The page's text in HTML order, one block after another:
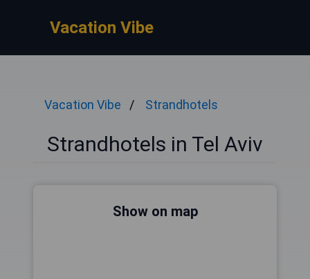
Vacation Vibe
Vacation Vibe Strandhotels
Strandhotels in Tel Aviv
Show on map